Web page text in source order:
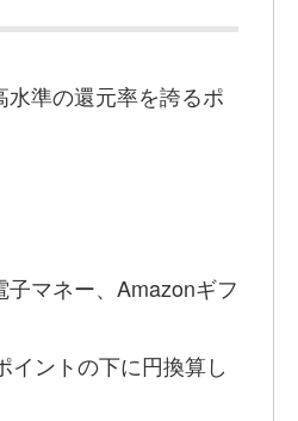
水準の還元率を誇るポ
マネー、Amazonギフ
イントの下に円換算し